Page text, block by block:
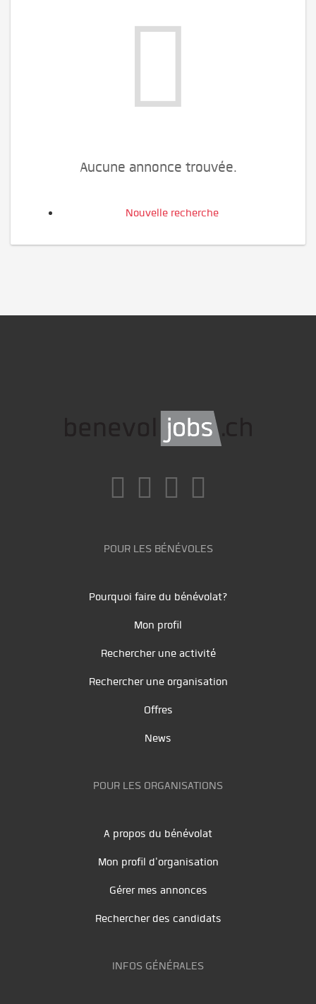
Aucune annonce trouvée.
Nouvelle recherche
POUR LES BÉNÉVOLES
Pourquoi faire du bénévolat?
Mon profil
Rechercher une activité
Rechercher une organisation
Offres
News
POUR LES ORGANISATIONS
A propos du bénévolat
Mon profil d'organisation
Gérer mes annonces
Rechercher des candidats
INFOS GÉNÉRALES